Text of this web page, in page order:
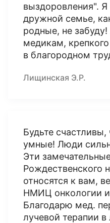
выздоровления".
дружной семье,
родные, не
медикам,
в благородном
Лищинская Э.Р.
Будьте
умные! Люди
Эти
Рождественского
относятся к вам,
НМИЦ онкологии
Благодарю мед.
лучевой терапии